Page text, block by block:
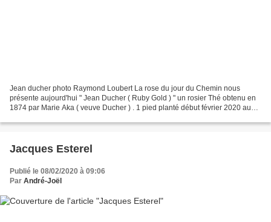
Jean ducher photo Raymond Loubert La rose du jour du Chemin nous
présente aujourd'hui " Jean Ducher ( Ruby Gold ) " un rosier Thé obtenu en
1874 par Marie Aka ( veuve Ducher ) . 1 pied planté début février 2020 au
Jacques Esterel
Publié le 08/02/2020 à 09:06
Par André-Joël